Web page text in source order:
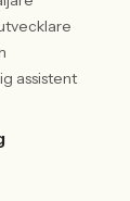
assistent